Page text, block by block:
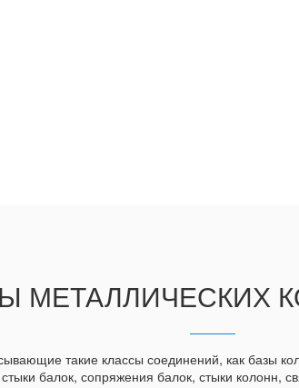
МЕТАЛЛИЧЕСКИХ
такие классы соединений, как базы
стыки балок, сопряжения балок, стыки колонн,